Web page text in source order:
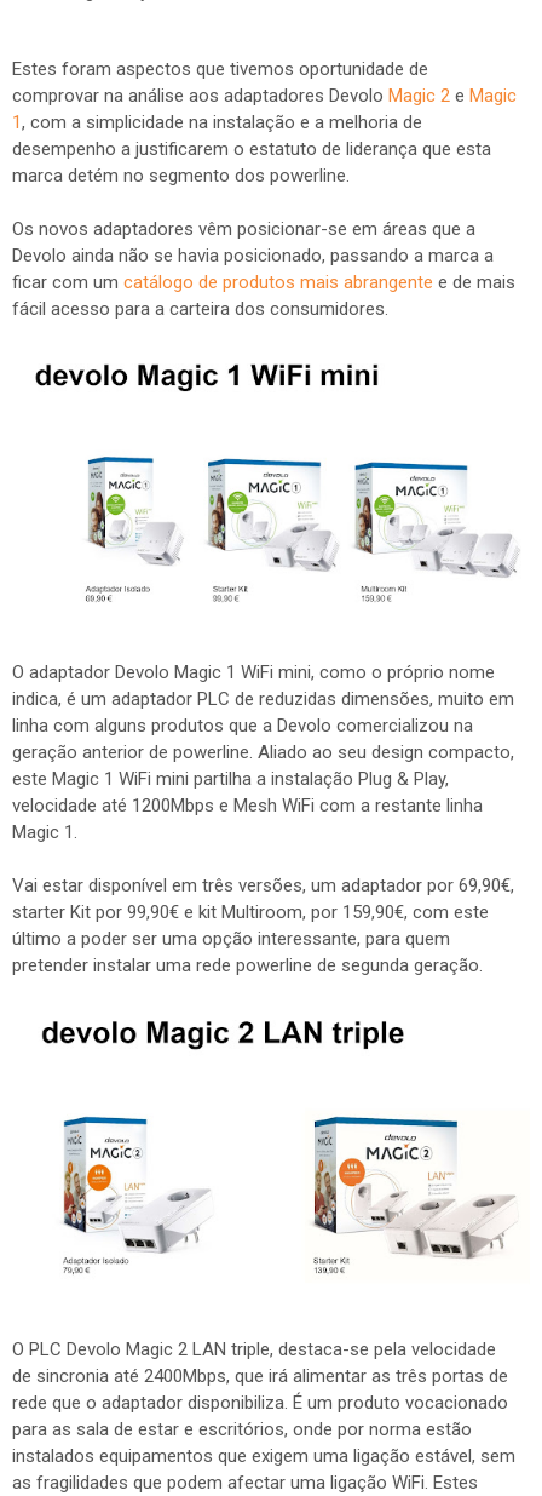
Estes foram aspectos que tivemos oportunidade de
comprovar na análise aos adaptadores Devolo Magic 2 e Magic
1, com a simplicidade na instalação e a melhoria de
desempenho a justificarem o estatuto de liderança que esta
marca detém no segmento dos powerline.
Os novos adaptadores vêm posicionar-se em áreas que a
Devolo ainda não se havia posicionado, passando a marca a
ficar com um catálogo de produtos mais abrangente e de mais
fácil acesso para a carteira dos consumidores.
O adaptador Devolo Magic 1 WiFi mini, como o próprio nome
indica, é um adaptador PLC de reduzidas dimensões, muito em
linha com alguns produtos que a Devolo comercializou na
geração anterior de powerline. Aliado ao seu design compacto,
este Magic 1 WiFi mini partilha a instalação Plug & Play,
velocidade até 1200Mbps e Mesh WiFi com a restante linha
Magic 1.
Vai estar disponível em três versões, um adaptador por 69,90€,
starter Kit por 99,90€ e kit Multiroom, por 159,90€, com este
último a poder ser uma opção interessante, para quem
pretender instalar uma rede powerline de segunda geração.
O PLC Devolo Magic 2 LAN triple, destaca-se pela velocidade
de sincronia até 2400Mbps, que irá alimentar as três portas de
rede que o adaptador disponibiliza. É um produto vocacionado
para as sala de estar e escritórios, onde por norma estão
instalados equipamentos que exigem uma ligação estável, sem
as fragilidades que podem afectar uma ligação WiFi. Estes